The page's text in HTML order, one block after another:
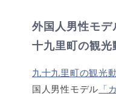
外国人男性モ
十九里町の観光
九十九里町の観光
国人男性モデル 「